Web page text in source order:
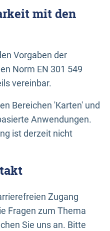
mit den
Vorgaben der
Norm EN 301 549
vereinbar.
Bereichen 'Karten' und
Anwendungen.
ist derzeit nicht
Zugang
Fragen zum Thema
Sie uns an. Bitte